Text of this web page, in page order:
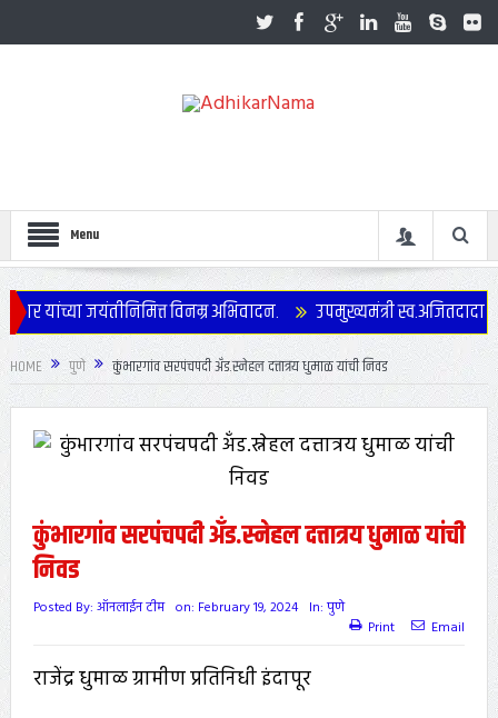
Menu
जयंतीनिमित्त विनम्र अभिवादन. उपमुख्यमंत्री स्व.अजितदादा
HOME पुणे कुंभारगांव सरपंचपदी अँड.स्नेहल दत्तात्रय धुमाळ यांची निवड
कुंभारगांव सरपंचपदी अँड.स्नेहल दत्तात्रय धुमाळ यांची
निवड
Posted By: ऑनलाईन टीम on: February 19, 2024 In: पुणे
Print
Email
राजेंद्र धुमाळ ग्रामीण प्रतिनिधी इंदापूर